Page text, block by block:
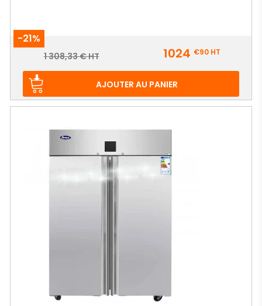
-21%
Prix
Prix
1 308,33 € HT 1024 €90 HT
AJOUTER AU PANIER